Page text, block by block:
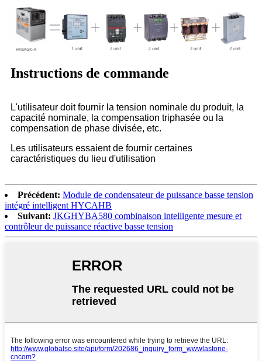
Instructions de commande
L'utilisateur doit fournir la tension nominale du produit, la
capacité nominale, la compensation triphasée ou la
compensation de phase divisée, etc.
Les utilisateurs essaient de fournir certaines
caractéristiques du lieu d'utilisation
Précédent: Module de condensateur de puissance basse tension
intégré intelligent HYCAHB
Suivant: JKGHYBA580 combinaison intelligente mesure et
contrôleur de puissance réactive basse tension